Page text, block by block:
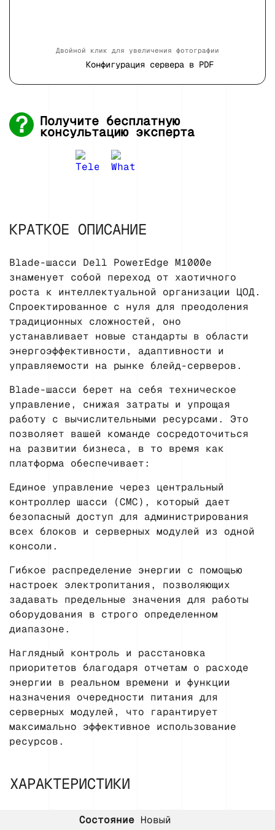
Двойной клик для увеличения фотографии
Конфигурация сервера в PDF
Получите бесплатную
консультацию эксперта
КРАТКОЕ ОПИСАНИЕ
Blade-шасси Dell PowerEdge M1000e
знаменует собой переход от хаотичного
роста к интеллектуальной организации ЦОД.
Спроектированное с нуля для преодоления
традиционных сложностей, оно
устанавливает новые стандарты в области
энергоэффективности, адаптивности и
управляемости на рынке блейд-серверов.
Blade-шасси берет на себя техническое
управление, снижая затраты и упрощая
работу с вычислительными ресурсами. Это
позволяет вашей команде сосредоточиться
на развитии бизнеса, в то время как
платформа обеспечивает:
Единое управление через центральный
контроллер шасси (CMC), который дает
безопасный доступ для администрирования
всех блоков и серверных модулей из одной
консоли.
Гибкое распределение энергии с помощью
настроек электропитания, позволяющих
задавать предельные значения для работы
оборудования в строго определенном
диапазоне.
Наглядный контроль и расстановка
приоритетов благодаря отчетам о расходе
энергии в реальном времени и функции
назначения очередности питания для
серверных модулей, что гарантирует
максимально эффективное использование
ресурсов.
ХАРАКТЕРИСТИКИ
Состояние Новый